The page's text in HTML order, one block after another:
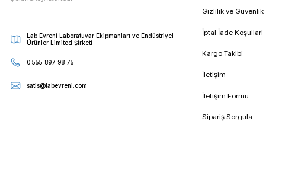
: Baykon, endüstriyel tartım ve ölçüm sistemleri
• Tem: Tem, endüstriyel ölçüm ve tartım ekipmanları konusunda
Bu şirketlerin her biri farklı ürün yelpazeleri, özellikler ve fiyat
Sonuç olarak, en iyi hassas teraziyi seçmek, özellikle de
anlamına gelir.